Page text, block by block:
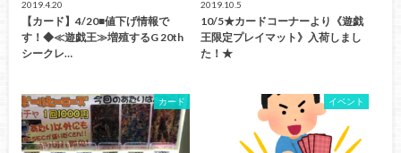
2019.4.20
【カード】4/20■値下げ情報で
す！◆≪遊戯王≫増殖するG 20th
シークレ…
2019.10.5
10/5★カードコーナーより《遊戯
王限定プレイマット》入荷しまし
た！★
カード イベント